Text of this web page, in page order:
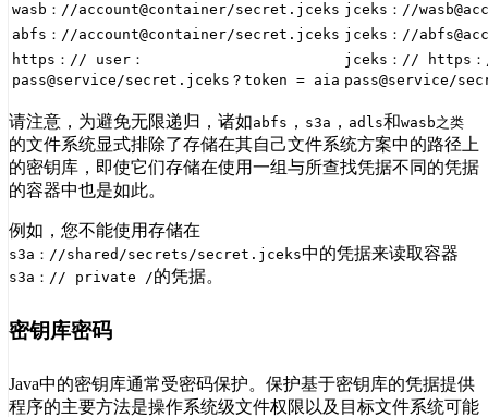
wasb：//account@container/secret.jceks jceks：//
abfs：//account@container/secret.jceks jceks：//
https：// user：
pass@service/secret.jceks？token = aia
jceks：// https
pass@service/
请注意，为避免无限递归，诸如abfs ， s3a ， adls和wasb之类
的文件系统显式排除了存储在其自己文件系统方案中的路径上
的密钥库，即使它们存储在使用一组与所查找凭据不同的凭据
的容器中也是如此。
例如，您不能使用存储在
s3a：//shared/secrets/secret.jceks中的凭据来读取容器
s3a：// private /的凭据。
密钥库密码
Java中的密钥库通常受密码保护。保护基于密钥库的凭据提供
程序的主要方法是操作系统级文件权限以及目标文件系统可能